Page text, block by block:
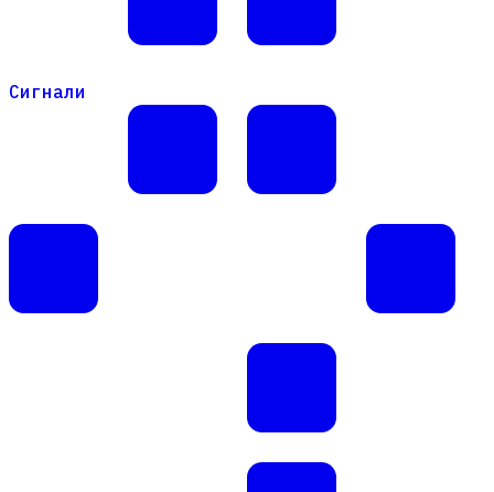
Сигнали